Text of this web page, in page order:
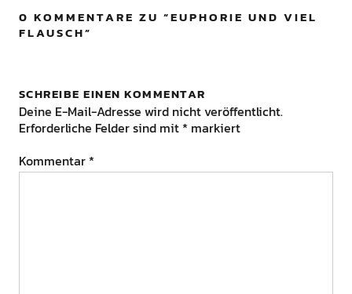
0 KOMMENTARE ZU “EUPHORIE UND VIEL
FLAUSCH”
SCHREIBE EINEN KOMMENTAR
Deine E-Mail-Adresse wird nicht veröffentlicht.
Erforderliche Felder sind mit * markiert
Kommentar *